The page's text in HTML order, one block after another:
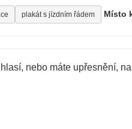
plakát s jízdním řádem Místo
nebo máte upřesnění,